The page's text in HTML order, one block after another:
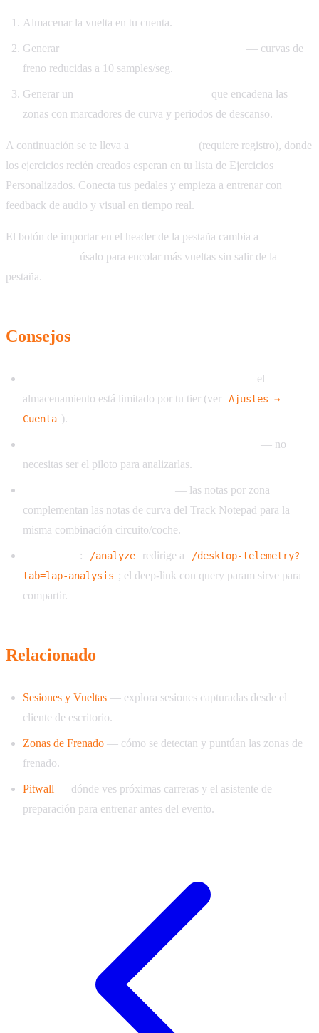
Almacenar la vuelta en tu cuenta.
Generar
— curvas de
freno reducidas a 10 samples/seg.
Generar un
que encadena las
zonas con marcadores de curva y periodos de descanso.
A continuación se te lleva a
(requiere registro), donde
los ejercicios recién creados esperan en tu lista de Ejercicios
Personalizados. Conecta tus pedales y empieza a entrenar con
feedback de audio y visual en tiempo real.
El botón de importar en el header de la pestaña cambia a
— úsalo para encolar más vueltas sin salir de la
pestaña.
Consejos
— el
almacenamiento está limitado por tu tier (ver
Ajustes →
Cuenta ).
— no
necesitas ser el piloto para analizarlas.
— las notas por zona
complementan las notas de curva del Track Notepad para la
misma combinación circuito/coche.
: /analyze redirige a
/desktop-telemetry?
tab=lap-analysis ; el deep-link con query param sirve para
compartir.
Relacionado
Sesiones y Vueltas — explora sesiones capturadas desde el
cliente de escritorio.
Zonas de Frenado — cómo se detectan y puntúan las zonas de
frenado.
Pitwall — dónde ves próximas carreras y el asistente de
preparación para entrenar antes del evento.